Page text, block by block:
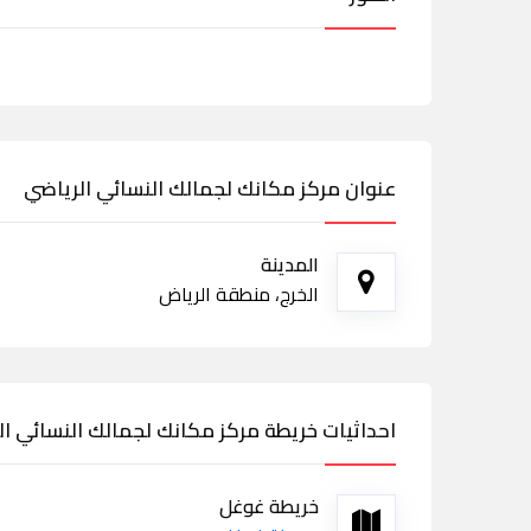
عنوان مركز مكانك لجمالك النسائي الرياضي
المدينة
الخرج، منطقة الرياض
احداثيات خريطة مركز مكانك لجمالك النسائي
خريطة غوغل